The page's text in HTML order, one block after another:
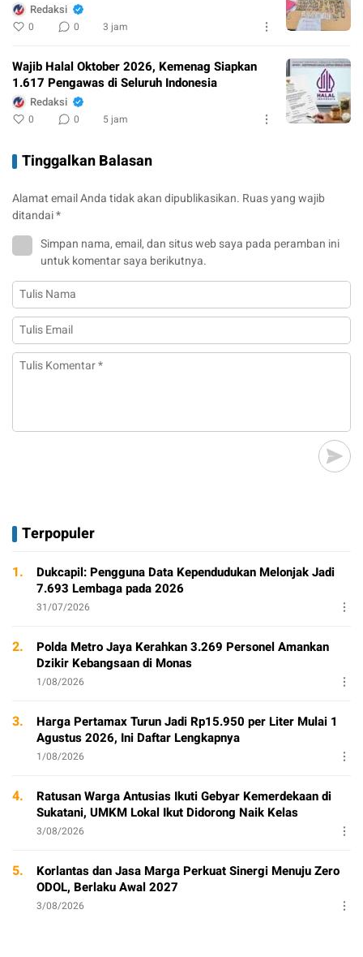
Redaksi
0 0 3 jam
Wajib Halal Oktober 2026, Kemenag Siapkan
1.617 Pengawas di Seluruh Indonesia
Redaksi
0 0 5 jam
Tinggalkan Balasan
Alamat email Anda tidak akan dipublikasikan. Ruas yang wajib
ditandai*
Simpan nama, email, dan situs web saya pada peramban ini
untuk komentar saya berikutnya.
Terpopuler
1.
Dukcapil: Pengguna Data Kependudukan Melonjak Jadi
7.693 Lembaga pada 2026
31/07/2026
2.
Polda Metro Jaya Kerahkan 3.269 Personel Amankan
Dzikir Kebangsaan di Monas
1/08/2026
3.
Harga Pertamax Turun Jadi Rp15.950 per Liter Mulai 1
Agustus 2026, Ini Daftar Lengkapnya
1/08/2026
4.
Ratusan Warga Antusias Ikuti Gebyar Kemerdekaan di
Sukatani, UMKM Lokal Ikut Didorong Naik Kelas
3/08/2026
5.
Korlantas dan Jasa Marga Perkuat Sinergi Menuju Zero
ODOL, Berlaku Awal 2027
3/08/2026